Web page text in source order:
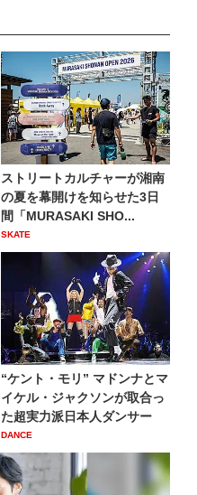
ストリートカルチャーが湘南
の夏を幕開けを知らせた3日
間「MURASAKI SHO...
SKATE
“ケント・モリ” マドンナとマ
イケル・ジャクソンが取合っ
た超実力派日本人ダンサー
DANCE